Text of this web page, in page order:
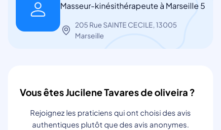
Masseur-kinésithérapeute à Marseille 5
205 Rue SAINTE CECILE, 13005
Marseille
Vous êtes Jucilene Tavares de oliveira ?
Rejoignez les praticiens qui ont choisi des avis
authentiques plutôt que des avis anonymes.